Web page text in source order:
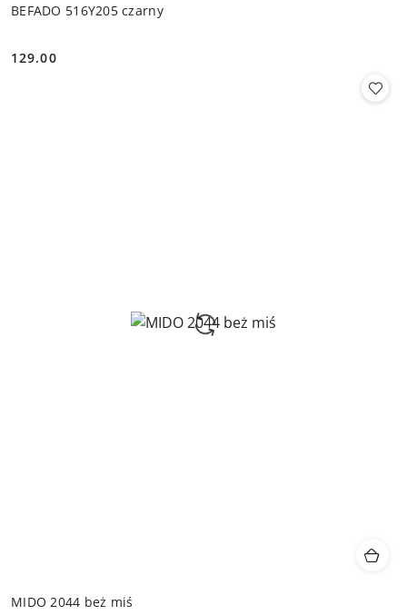
BEFADO 516Y205 czarny
Cena:
129.00
MIDO 2044 beż miś